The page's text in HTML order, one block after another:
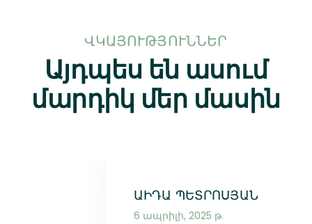
ՎԿԱՅՈՒԹՅՈՒՆՆԵՐ
Այդպես են ասում
մարդիկ մեր մասին
ԱԻԴԱ ՊԵՏՐՈՍՅԱՆ
6 ապրիլի, 2025 թ.